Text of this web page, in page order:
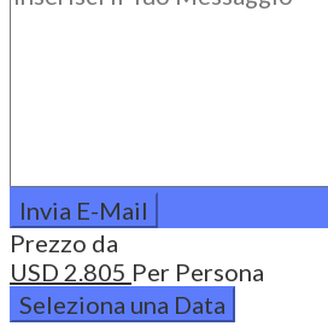
Prezzo da
USD 2.805 Per Persona
Seleziona una Data